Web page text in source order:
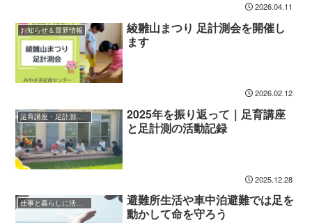
2026.04.11
お知らせ＆最新情報
綾雛山まつり 足計測会を開催し
ます
2026.02.12
足育講座・足計測会の報告
2025年を振り返って｜足育講座
と足計測の活動記録
2025.12.28
仕事と暮らしに活かす足育ガイド
避難所生活や車中泊避難では足を
動かして命を守ろう